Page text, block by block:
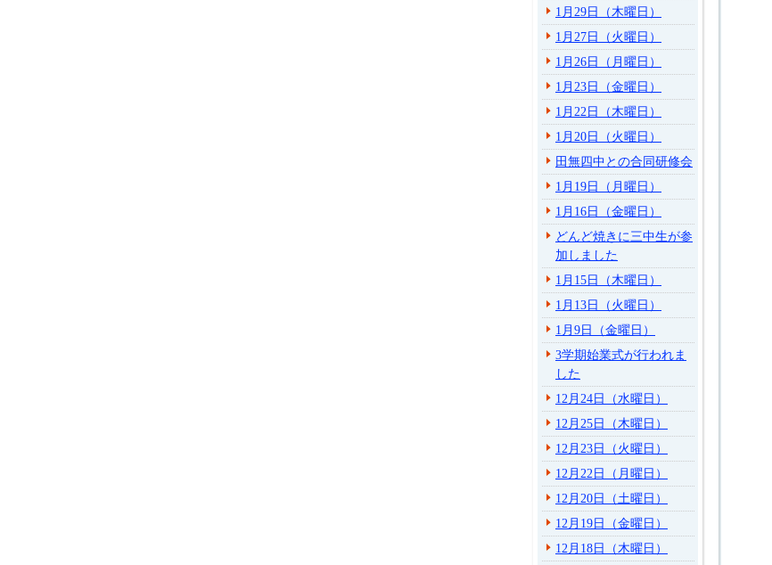
1月29日（木曜日）
1月27日（火曜日）
1月26日（月曜日）
1月23日（金曜日）
1月22日（木曜日）
1月20日（火曜日）
田無四中との合同研修会
1月19日（月曜日）
1月16日（金曜日）
どんど焼きに三中生が参
加しました
1月15日（木曜日）
1月13日（火曜日）
1月9日（金曜日）
3学期始業式が行われま
した
12月24日（水曜日）
12月25日（木曜日）
12月23日（火曜日）
12月22日（月曜日）
12月20日（土曜日）
12月19日（金曜日）
12月18日（木曜日）